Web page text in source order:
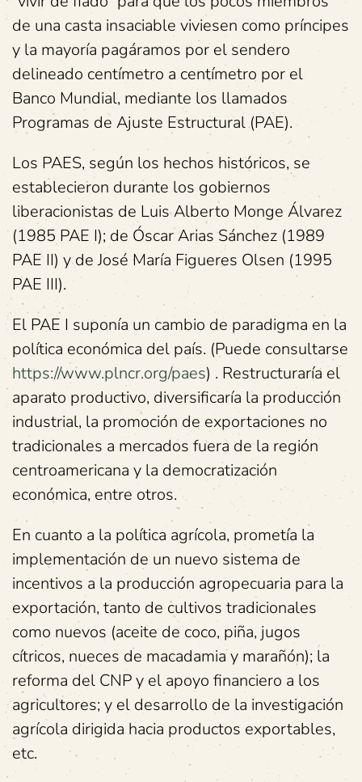
de una casta insaciable viviesen como príncipes
y la mayoría pagáramos por el sendero
delineado centímetro a centímetro por el
Banco Mundial, mediante los llamados
Programas de Ajuste Estructural (PAE).
Los PAES, según los hechos históricos, se
establecieron durante los gobiernos
liberacionistas de Luis Alberto Monge Álvarez
(1985 PAE I); de Óscar Arias Sánchez (1989
PAE II) y de José María Figueres Olsen (1995
PAE III).
El PAE I suponía un cambio de paradigma en la
política económica del país. (Puede consultarse
https://www.plncr.org/paes) . Restructuraría el
aparato productivo, diversificaría la producción
industrial, la promoción de exportaciones no
tradicionales a mercados fuera de la región
centroamericana y la democratización
económica, entre otros.
En cuanto a la política agrícola, prometía la
implementación de un nuevo sistema de
incentivos a la producción agropecuaria para la
exportación, tanto de cultivos tradicionales
como nuevos (aceite de coco, piña, jugos
cítricos, nueces de macadamia y marañón); la
reforma del CNP y el apoyo financiero a los
agricultores; y el desarrollo de la investigación
agrícola dirigida hacia productos exportables,
etc.